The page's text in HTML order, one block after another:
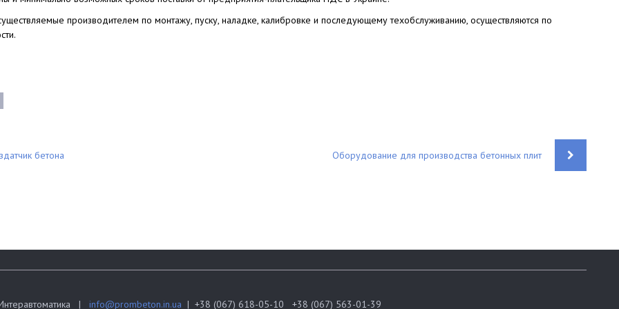
производителем по монтажу, пуску, наладке, калибровке и последующему техобслуживанию, осуществляются по
бетона Оборудование для производства бетонных плит
| info@prombeton.in.ua | +38 (067) 618-05-10 +38 (067) 563-01-39